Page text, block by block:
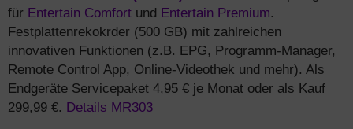
für Entertain Comfort und Entertain Premium.
Festplattenrekokrder (500 GB) mit zahlreichen
innovativen Funktionen (z.B. EPG, Programm-Manager,
Remote Control App, Online-Videothek und mehr). Als
Endgeräte Servicepaket 4,95 € je Monat oder als Kauf
299,99 €. Details MR303